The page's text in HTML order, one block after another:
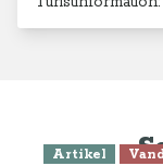
Artikel